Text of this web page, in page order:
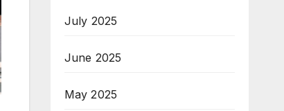
July 2025
June 2025
May 2025